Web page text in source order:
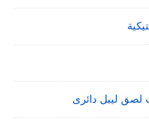
لصق ليبل دائرى